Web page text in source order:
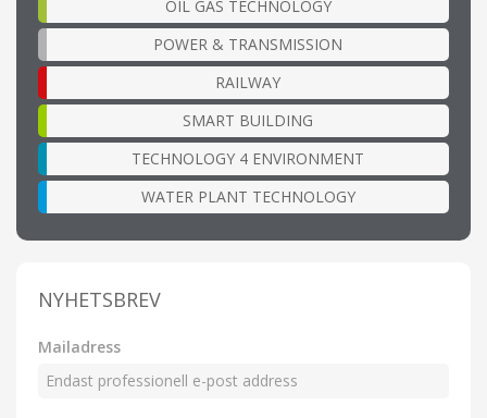
OIL GAS TECHNOLOGY
POWER & TRANSMISSION
RAILWAY
SMART BUILDING
TECHNOLOGY 4 ENVIRONMENT
WATER PLANT TECHNOLOGY
NYHETSBREV
Mailadress